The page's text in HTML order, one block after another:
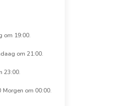
om 19:00.
om 21:00.
23:00.
Morgen om 00:00.